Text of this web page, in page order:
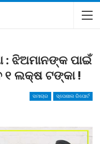
: ଝିଅମାନଙ୍କ ପାଇଁ
୧ ଲକ୍ଷ ଟଙ୍କା !
ସମାଚାର ସ୍ପେଶାଲ ରିପୋର୍ଟ